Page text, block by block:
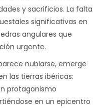
y sacrificios. La falta
significativas en
angulares que
urgente.
nublarse, emerge
las tierras ibéricas:
protagonismo
en un epicentro